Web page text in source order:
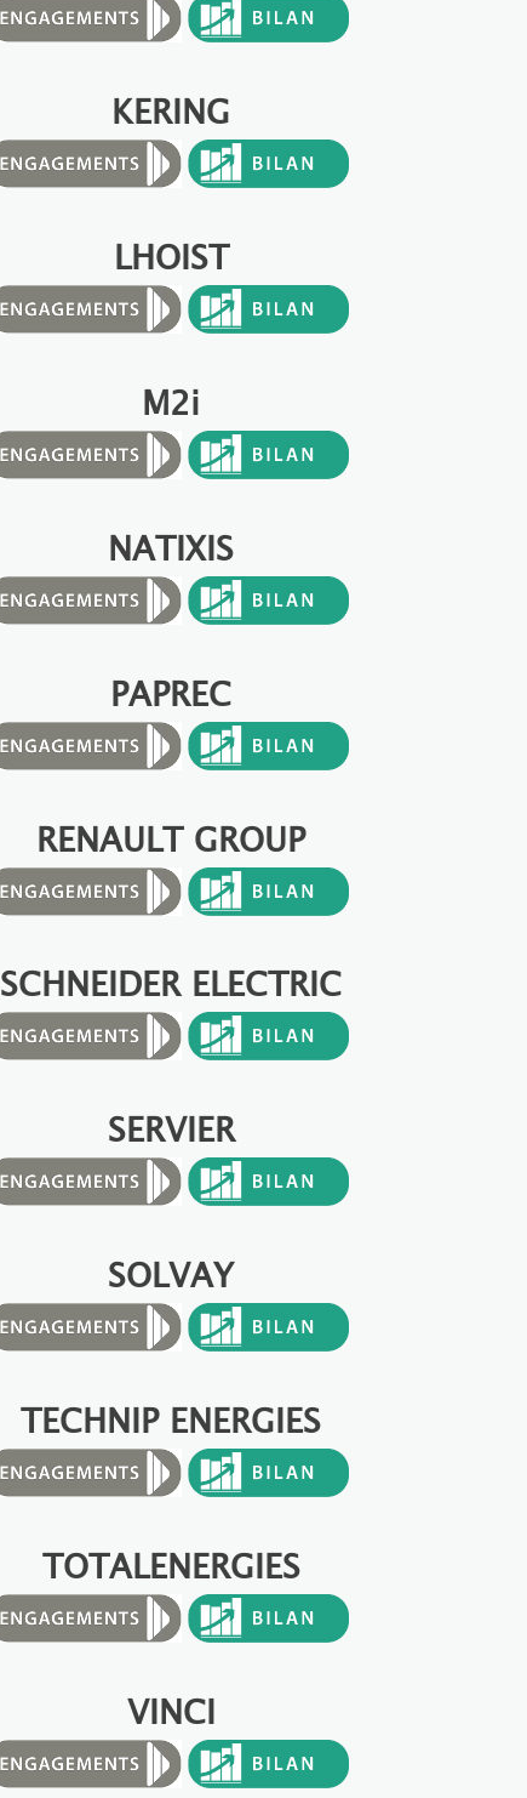
KERING
LHOIST
M2i
NATIXIS
PAPREC
RENAULT GROUP
SCHNEIDER ELECTRIC
SERVIER
SOLVAY
TECHNIP ENERGIES
TOTALENERGIES
VINCI